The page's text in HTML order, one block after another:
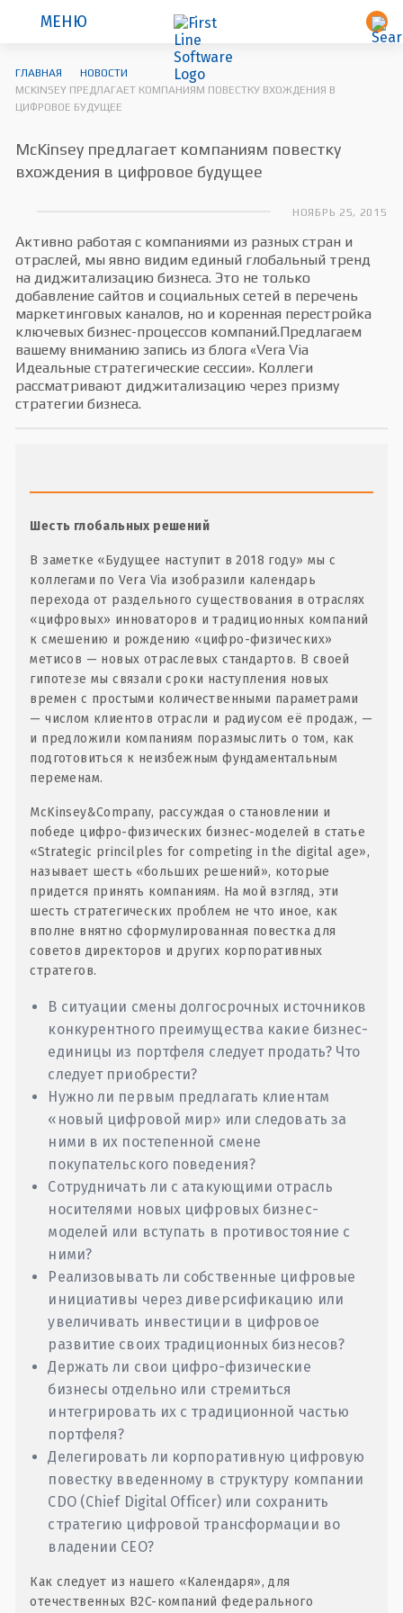
МЕНЮ
ГЛАВНАЯ
НОВОСТИ
MCKINSEY ПРЕДЛАГАЕТ КОМПАНИЯМ ПОВЕСТКУ ВХОЖДЕНИЯ В
ЦИФРОВОЕ БУДУЩЕЕ
McKinsey предлагает компаниям повестку
вхождения в цифровое будущее
НОЯБРЬ 25, 2015
Активно работая с компаниями из разных стран и
отраслей, мы явно видим единый глобальный тренд
на диджитализацию бизнеса. Это не только
добавление сайтов и социальных сетей в перечень
маркетинговых каналов, но и коренная перестройка
ключевых бизнес-процессов компаний.Предлагаем
вашему вниманию запись из блога «Vera Via
Идеальные стратегические сессии». Коллеги
рассматривают диджитализацию через призму
стратегии бизнеса.
Шесть глобальных решений
В заметке «Будущее наступит в 2018 году» мы с
коллегами по Vera Via изобразили календарь
перехода от раздельного существования в отраслях
«цифровых» инноваторов и традиционных компаний
к смешению и рождению «цифро-физических»
метисов — новых отраслевых стандартов. В своей
гипотезе мы связали сроки наступления новых
времен с простыми количественными параметрами
— числом клиентов отрасли и радиусом её продаж, —
и предложили компаниям поразмыслить о том, как
подготовиться к неизбежным фундаментальным
переменам.
McKinsey&Company, рассуждая о становлении и
победе цифро-физических бизнес-моделей в статье
«Strategic princilples for competing in the digital age»,
называет шесть «больших решений», которые
придется принять компаниям. На мой взгляд, эти
шесть стратегических проблем не что иное, как
вполне внятно сформулированная повестка для
советов директоров и других корпоративных
стратегов.
В ситуации смены долгосрочных источников
конкурентного преимущества какие бизнес-
единицы из портфеля следует продать? Что
следует приобрести?
Нужно ли первым предлагать клиентам
«новый цифровой мир» или следовать за
ними в их постепенной смене
покупательского поведения?
Сотрудничать ли с атакующими отрасль
носителями новых цифровых бизнес-
моделей или вступать в противостояние с
ними?
Реализовывать ли собственные цифровые
инициативы через диверсификацию или
увеличивать инвестиции в цифровое
развитие своих традиционных бизнесов?
Держать ли свои цифро-физические
бизнесы отдельно или стремиться
интегрировать их с традиционной частью
портфеля?
Делегировать ли корпоративную цифровую
повестку введенному в структуру компании
CDO (Chief Digital Officer) или сохранить
стратегию цифровой трансформации во
владении CEO?
Как следует из нашего «Календаря», для
отечественных B2C-компаний федерального